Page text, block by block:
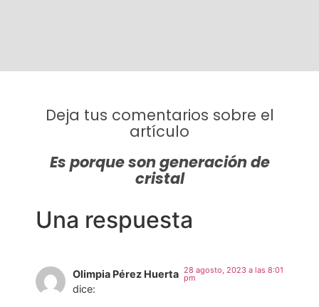
Deja tus comentarios sobre el
artículo
Es porque son generación de
cristal
Una respuesta
Olimpia Pérez Huerta
dice:
28 agosto, 2023 a las 8:01
pm